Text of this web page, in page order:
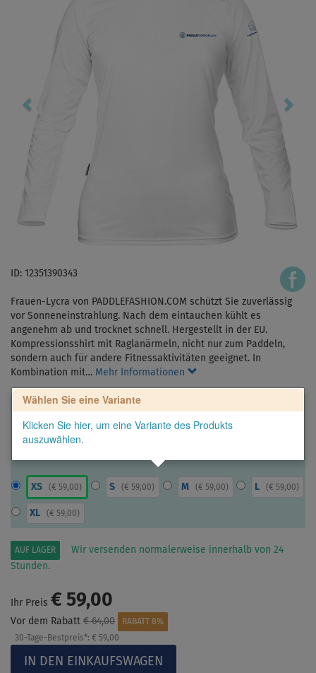
ID: 12351390343
Frauen-Lycra von PADDLEFASHION.COM schützt Sie zuverlässig
vor Sonneneinstrahlung. Nach dem eintauchen kühlt es
angenehm ab und trocknet schnell. Hergestellt in der EU.
Kompressionsshirt mit Raglanärmeln, nicht nur zum Paddeln,
sondern auch für andere Fitnessaktivitäten geeignet. In
Kombination mit… Mehr Informationen
Wählen Sie eine Variante
Klicken Sie hier, um eine Variante des Produkts
auszuwählen.
XS ( € 59,00) S (€ 59,00) M ( € 59,00) L ( € 59,00)
XL ( € 59,00)
AUF LAGER
Wir versenden normalerweise innerhalb von 24
Stunden.
Ihr Preis € 59,00
Vor dem Rabatt € 64,00
RABATT 8%
30-Tage-Bestpreis*: € 59,00